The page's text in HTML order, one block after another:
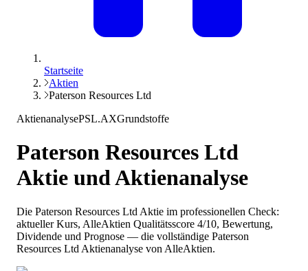
Startseite
Aktien
Paterson Resources Ltd
AktienanalysePSL.AXGrundstoffe
Paterson Resources Ltd
Aktie und Aktienanalyse
Die Paterson Resources Ltd Aktie im professionellen Check:
aktueller Kurs, AlleAktien Qualitätsscore 4/10, Bewertung,
Dividende und Prognose — die vollständige Paterson
Resources Ltd Aktienanalyse von AlleAktien.